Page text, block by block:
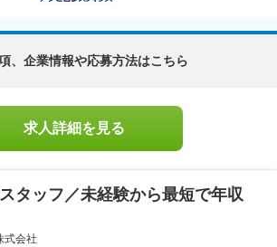
、企業情報や応募方法はこちら
求人詳細を見る
タッフ／未経験から最短で年収
式会社